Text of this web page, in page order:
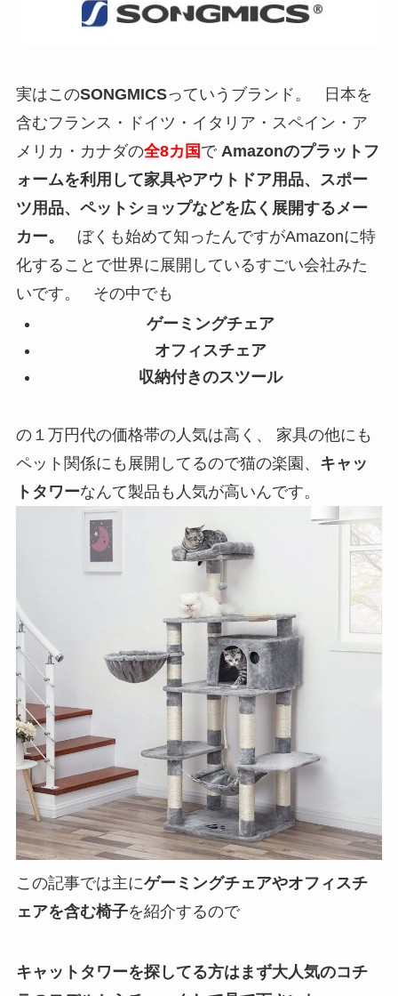
実はこのSONGMICSっていうブランド。 日本を
含むフランス・ドイツ・イタリア・スペイン・ア
メリカ・カナダの全8カ国 で Amazonのプラットフ
ォームを利用して家具やアウトドア用品、スポー
ツ用品、ペットショップなどを広く展開するメー
カー。
ぼくも始めて知ったんですがAmazonに特
化することで世界に展開しているすごい会社みた
いです。 その中でも
ゲーミングチェア
オフィスチェア
収納付きのスツール
の１万円代の価格帯の人気は高く、 家具の他にも
ペット関係にも展開してるので猫の楽園、 キャッ
トタワーなんて製品も人気が高いんです。
この記事では主にゲーミングチェアやオフィスチ
ェアを含む椅子を紹介するので
キャットタワーを探してる方はまず大人気のコチ